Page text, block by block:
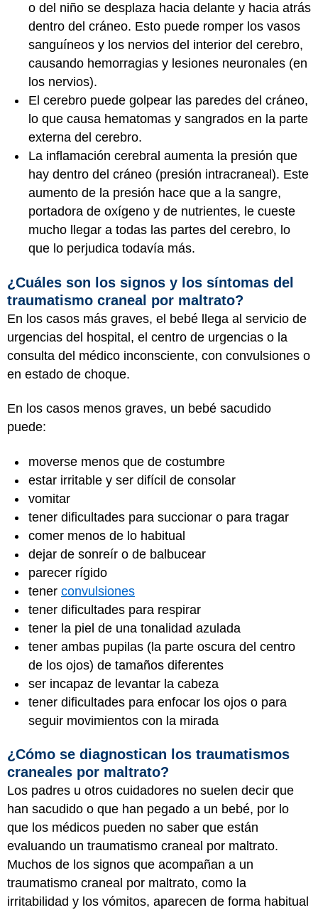
o del niño se desplaza hacia delante y hacia atrás
dentro del cráneo. Esto puede romper los vasos
sanguíneos y los nervios del interior del cerebro,
causando hemorragias y lesiones neuronales (en
los nervios).
El cerebro puede golpear las paredes del cráneo,
lo que causa hematomas y sangrados en la parte
externa del cerebro.
La inflamación cerebral aumenta la presión que
hay dentro del cráneo (presión intracraneal). Este
aumento de la presión hace que a la sangre,
portadora de oxígeno y de nutrientes, le cueste
mucho llegar a todas las partes del cerebro, lo
que lo perjudica todavía más.
¿Cuáles son los signos y los síntomas del
traumatismo craneal por maltrato?
En los casos más graves, el bebé llega al servicio de
urgencias del hospital, el centro de urgencias o la
consulta del médico inconsciente, con convulsiones o
en estado de choque.
En los casos menos graves, un bebé sacudido
puede:
moverse menos que de costumbre
estar irritable y ser difícil de consolar
vomitar
tener dificultades para succionar o para tragar
comer menos de lo habitual
dejar de sonreír o de balbucear
parecer rígido
tener convulsiones
tener dificultades para respirar
tener la piel de una tonalidad azulada
tener ambas pupilas (la parte oscura del centro
de los ojos) de tamaños diferentes
ser incapaz de levantar la cabeza
tener dificultades para enfocar los ojos o para
seguir movimientos con la mirada
¿Cómo se diagnostican los traumatismos
craneales por maltrato?
Los padres u otros cuidadores no suelen decir que
han sacudido o que han pegado a un bebé, por lo
que los médicos pueden no saber que están
evaluando un traumatismo craneal por maltrato.
Muchos de los signos que acompañan a un
traumatismo craneal por maltrato, como la
irritabilidad y los vómitos, aparecen de forma habitual